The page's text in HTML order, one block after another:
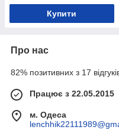
Купити
Про нас
82% позитивних з 17
Працює з 22.05.2015
м. Одеса